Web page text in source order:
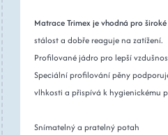
Matrace Trimex je vhodná pro
stálost a dobře reaguje na zatížení.
Profilované jádro pro lepší
Speciální profilování pěny
vlhkosti a přispívá k hygienickému
Snímatelný a pratelný potah